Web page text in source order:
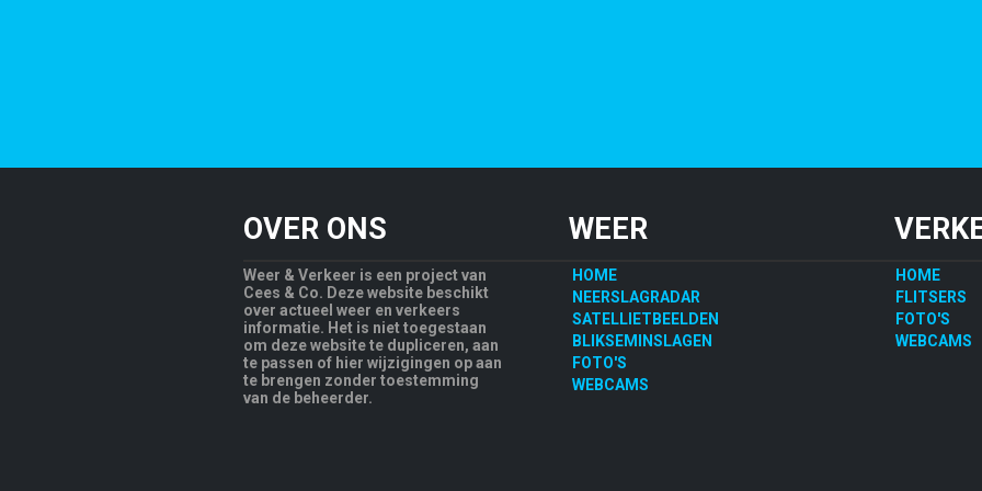
OVER ONS WEER
Weer & Verkeer is een project van
Cees & Co. Deze website beschikt
over actueel weer en verkeers
informatie. Het is niet toegestaan
om deze website te dupliceren, aan
te passen of hier wijzigingen op aan
te brengen zonder toestemming
van de beheerder.
HOME
NEERSLAGRADAR
SATELLIETBEELDEN
BLIKSEMINSLAGEN
FOTO'S
WEBCAMS
HOME
FLITSERS
FOTO'S
WEBCAMS